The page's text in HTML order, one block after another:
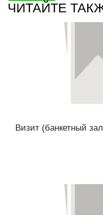
ЧИТАЙТЕ
Визит (банкетный